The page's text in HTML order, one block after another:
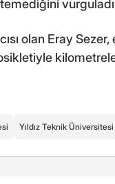
olan Eray
Yıldız Teknik Üniversitesi